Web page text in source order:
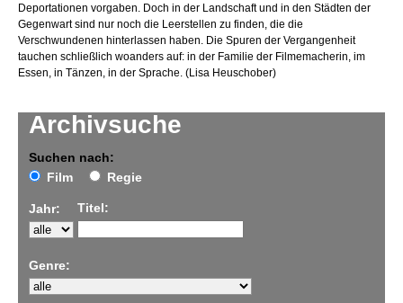
Archivsuche
Suchen nach:
Film
Regie
Jahr: Titel:
Genre:
Deportationen vorgaben. Doch in der Landschaft und in den Städten der
Gegenwart sind nur noch die Leerstellen zu finden, die die
Verschwundenen hinterlassen haben. Die Spuren der Vergangenheit
tauchen schließlich woanders auf: in der Familie der Filmemacherin, im
Essen, in Tänzen, in der Sprache. (Lisa Heuschober)